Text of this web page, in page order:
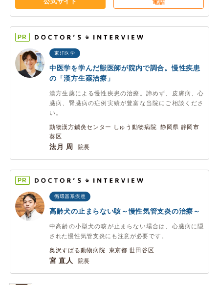
電話
PR
東洋医学
中医学を学んだ獣医師が院内で調合。慢性疾患
の「漢方生薬治療」
漢方生薬による慢性疾患の治療。諦めず、皮膚病、心
臓病、腎臓病の症例実績が豊富な当院にご相談くださ
い。
動物漢方鍼灸センター しゅう動物病院 静岡県 静岡市
葵区
法月 周 院長
PR
循環器系疾患
高齢犬の止まらない咳～慢性気管支炎の治療～
中高齢の小型犬の咳が止まらない場合は、心臓病に隠
された慢性気管支炎にも注意が必要です。
奥沢すばる動物病院 東京都 世田谷区
宮 直人 院長